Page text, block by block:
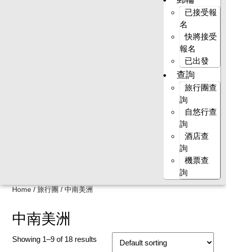
已接受報
名
快將接受
報名
已出發
查詢
旅行團查
詢
自悠行查
詢
酒店查
詢
機票查
詢
Home/旅行團/ 中南美洲
中南美洲
Showing 1–9 of 18 results